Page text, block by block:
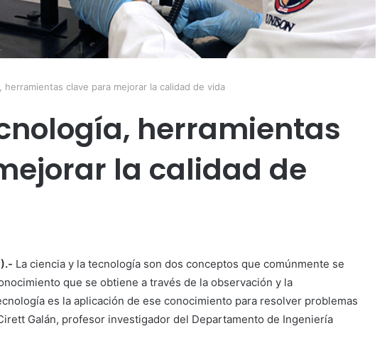
herramientas clave para mejorar la calidad de vida
herramientas
la calidad de
La ciencia y la tecnología son dos conceptos que comúnmente se
que se obtiene a través de la observación y la
es la aplicación de ese conocimiento para resolver problemas
Galán, profesor investigador del Departamento de Ingeniería